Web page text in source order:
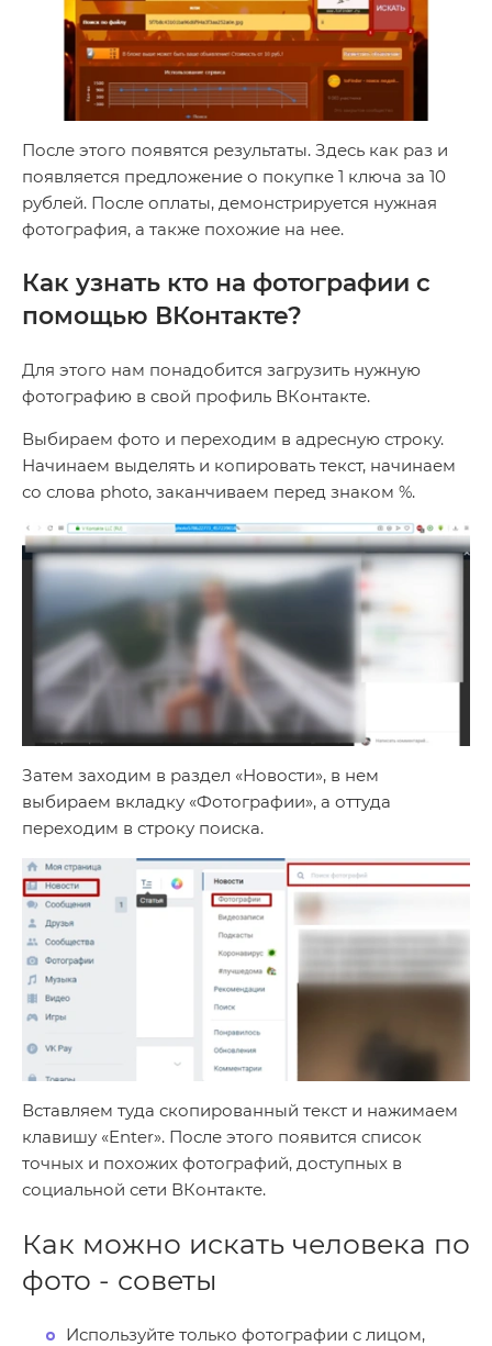
После этого появятся результаты. Здесь как раз и
появляется предложение о покупке 1 ключа за 10
рублей. После оплаты, демонстрируется нужная
фотография, а также похожие на нее.
Как узнать кто на фотографии с
помощью ВКонтакте?
Для этого нам понадобится загрузить нужную
фотографию в свой профиль ВКонтакте.
Выбираем фото и переходим в адресную строку.
Начинаем выделять и копировать текст, начинаем
со слова photo, заканчиваем перед знаком %.
Затем заходим в раздел «Новости», в нем
выбираем вкладку «Фотографии», а оттуда
переходим в строку поиска.
Вставляем туда скопированный текст и нажимаем
клавишу «Enter». После этого появится список
точных и похожих фотографий, доступных в
социальной сети ВКонтакте.
Как можно искать человека по
фото - советы
Используйте только фотографии с лицом,